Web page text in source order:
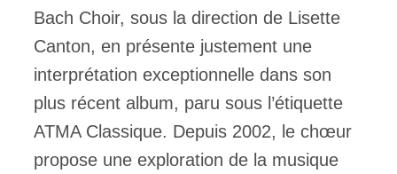
Bach Choir, sous la direction de Lisette
Canton, en présente justement une
interprétation exceptionnelle dans son
plus récent album, paru sous l’étiquette
ATMA Classique. Depuis 2002, le chœur
propose une exploration de la musique